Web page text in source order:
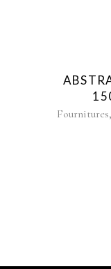
Fournitures,